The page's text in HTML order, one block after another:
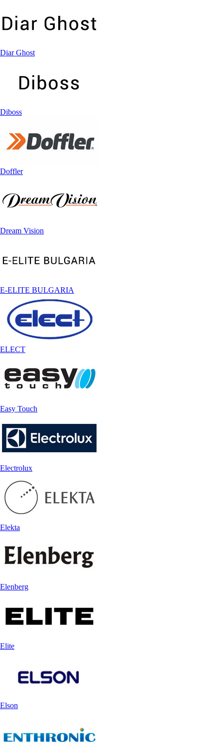
Diar Ghost
Diboss
Doffler
Dream Vision
E-ELITE BULGARIA
ELECT
Easy Touch
Electrolux
Elekta
Elenberg
Elite
Elson